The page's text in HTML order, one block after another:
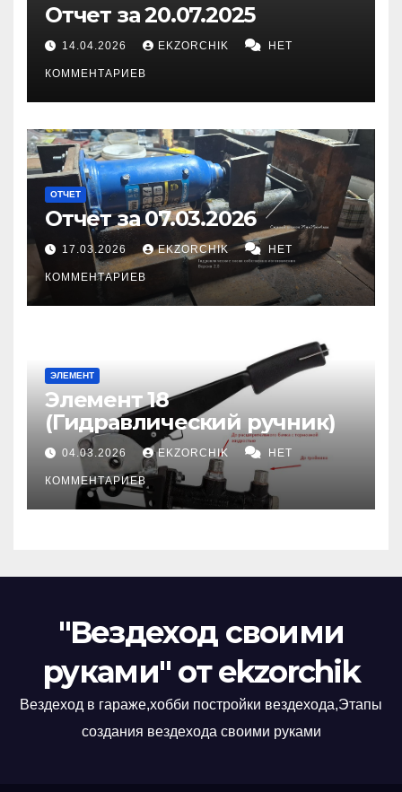
Отчет за 20.07.2025
14.04.2026 EKZORCHIK НЕТ
КОММЕНТАРИЕВ
ОТЧЕТ
Отчет за 07.03.2026
17.03.2026 EKZORCHIK НЕТ
КОММЕНТАРИЕВ
ЭЛЕМЕНТ
Элемент 18
(Гидравлический ручник)
04.03.2026 EKZORCHIK НЕТ
КОММЕНТАРИЕВ
"Вездеход своими
руками" от ekzorchik
Вездеход в гараже,хобби постройки вездехода,Этапы
создания вездехода своими руками